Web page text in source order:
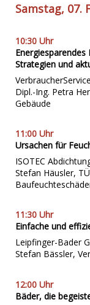
Samstag, 07.
10:30 Uhr
Energiesparendes
Strategien und
Dipl.-Ing. Petra
Gebäude
11:00 Uhr
Ursachen für
ISOTEC
Stefan Häusler,
11:30 Uhr
Einfache und
Leipfinger-Bader
Stefan Bässler,
12:00 Uhr
Bäder, die